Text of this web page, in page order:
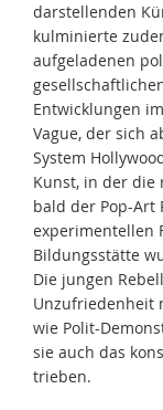
darstellenden
kulminierte
aufgeladenen
Entwicklungen
Vague, der sich
System
Kunst, in der die
bald der Pop-Art
experimentellen
Bildungsstätte
Die jungen
Unzufriedenheit
wie Polit-
sie auch das
trieben.